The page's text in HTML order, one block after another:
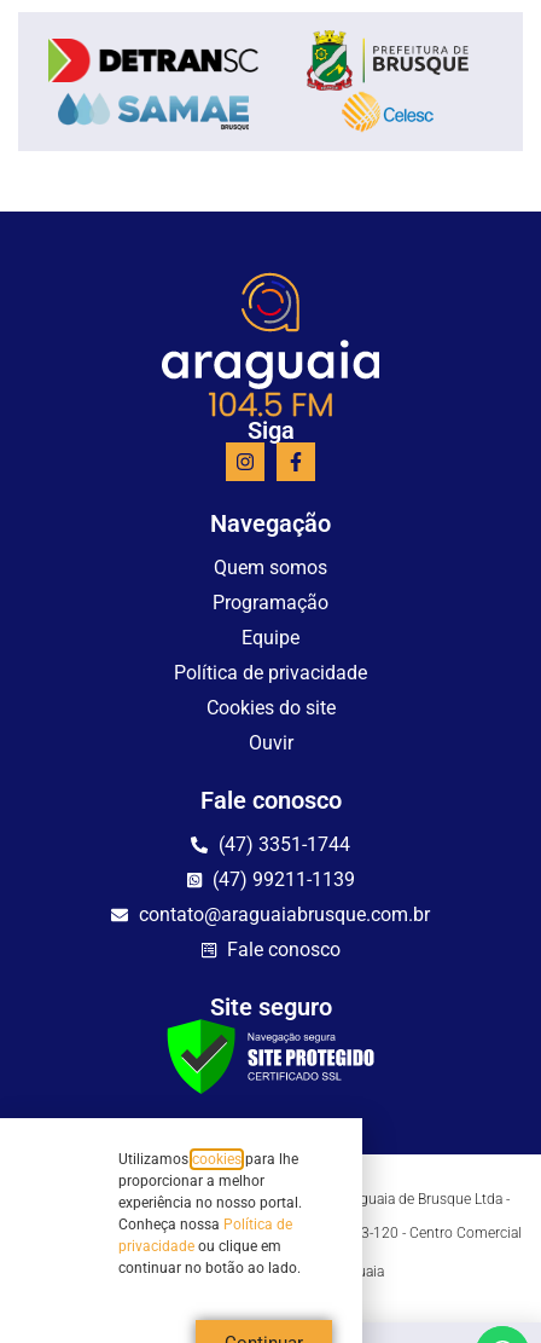
Siga
Navegação
Quem somos
Programação
Equipe
Política de privacidade
Cookies do site
Ouvir
Fale conosco
(47) 3351-1744
(47) 99211-1139
contato@araguaiabrusque.com.br
Fale conosco
Site seguro
Todos os direitos reservados - Sociedade Rádio Araguaia de Brusque Ltda -
CNPJ 82.983.230/0001-82
Mathilde Hoffmann, 66 - Centro II, Brusque, SC - 88353-120 - Centro Comercial
Geschäftshaus - Sl 21/22
Copyright © 2026 | Rádio Araguaia
Utilizamos cookies para lhe
proporcionar a melhor
experiência no nosso portal.
Conheça nossa Política de
privacidade ou clique em
continuar no botão ao lado.